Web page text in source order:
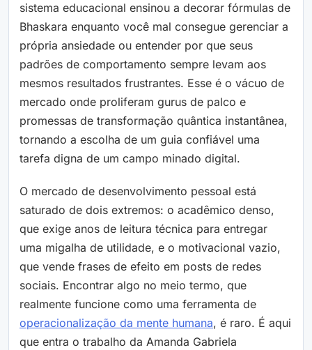
sistema educacional ensinou a decorar fórmulas de
Bhaskara enquanto você mal consegue gerenciar a
própria ansiedade ou entender por que seus
padrões de comportamento sempre levam aos
mesmos resultados frustrantes. Esse é o vácuo de
mercado onde proliferam gurus de palco e
promessas de transformação quântica instantânea,
tornando a escolha de um guia confiável uma
tarefa digna de um campo minado digital.
O mercado de desenvolvimento pessoal está
saturado de dois extremos: o acadêmico denso,
que exige anos de leitura técnica para entregar
uma migalha de utilidade, e o motivacional vazio,
que vende frases de efeito em posts de redes
sociais. Encontrar algo no meio termo, que
realmente funcione como uma ferramenta de
operacionalização da mente humana, é raro. É aqui
que entra o trabalho da Amanda Gabriela